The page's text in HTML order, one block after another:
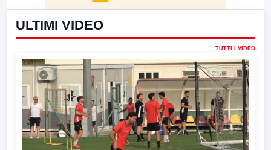
ULTIMI VIDEO
TUTTI I VIDEO